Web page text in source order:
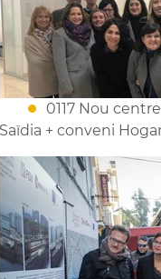
0117 Nou
Saïdia + conveni